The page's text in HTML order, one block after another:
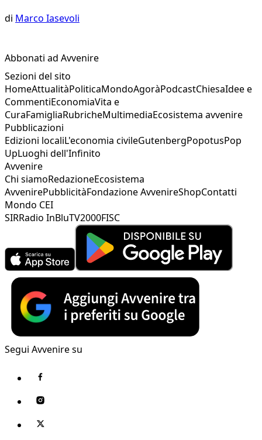
di Marco Iasevoli
Abbonati ad Avvenire
Sezioni del sito
HomeAttualitàPoliticaMondoAgoràPodcastChiesaIdee e
CommentiEconomiaVita e
CuraFamigliaRubricheMultimediaEcosistema avvenire
Pubblicazioni
Edizioni localiL'economia civileGutenbergPopotusPop
UpLuoghi dell'Infinito
Avvenire
Chi siamoRedazioneEcosistema
AvvenirePubblicitàFondazione AvvenireShopContatti
Mondo CEI
SIRRadio InBluTV2000FISC
Segui Avvenire su